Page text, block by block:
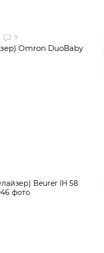
9
Omron DuoBaby